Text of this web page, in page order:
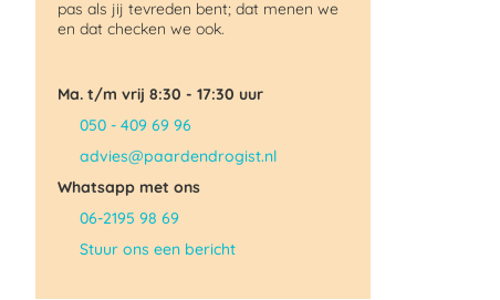
pas als jij tevreden bent; dat menen we
en dat checken we ook.
Ma. t/m vrij 8:30 - 17:30 uur
050 - 409 69 96
advies@paardendrogist.nl
Whatsapp met ons
06-2195 98 69
Stuur ons een bericht